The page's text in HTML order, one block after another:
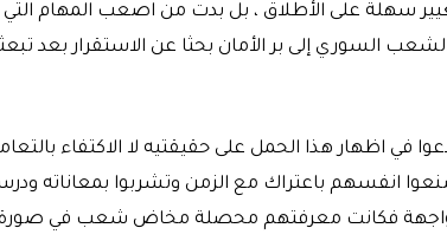
سهلة على الأطلاق ، بل بدت من اصعب المهام
السوري إلى بر الأمان بحثا عن الاستقرار بعد
في اظهار هذا الحمل على حقيقتيه لا الاكتفاء
انفسهم باعتراك مع الزمن وتشربوا بمعاناته
فكانت معرفتهم محصلة مخاض شعب في صورة